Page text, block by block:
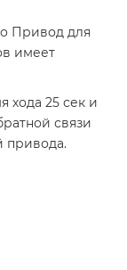
Привод для
имеет
хода 25 сек и
связи
привода.